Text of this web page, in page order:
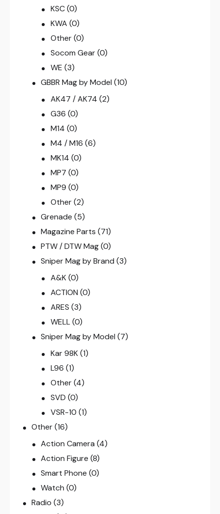
KSC (0)
KWA (0)
Other (0)
Socom Gear (0)
WE (3)
GBBR Mag by Model (10)
AK47 / AK74 (2)
G36 (0)
M14 (0)
M4 / M16 (6)
MK14 (0)
MP7 (0)
MP9 (0)
Other (2)
Grenade (5)
Magazine Parts (71)
PTW / DTW Mag (0)
Sniper Mag by Brand (3)
A&K (0)
ACTION (0)
ARES (3)
WELL (0)
Sniper Mag by Model (7)
Kar 98K (1)
L96 (1)
Other (4)
SVD (0)
VSR-10 (1)
Other(16)
Action Camera (4)
Action Figure (8)
Smart Phone (0)
Watch (0)
Radio (3)